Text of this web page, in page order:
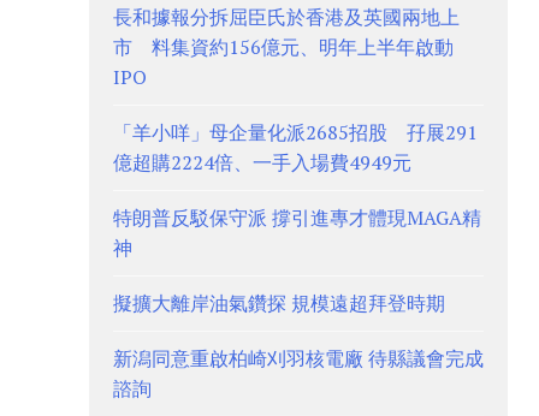
長和據報分拆屈臣氏於香港及英國兩地上
市 料集資約156億元、明年上半年啟動
IPO
「羊小咩」母企量化派2685招股 孖展291
億超購2224倍、一手入場費4949元
特朗普反駁保守派 撐引進專才體現MAGA精
神
擬擴大離岸油氣鑽探 規模遠超拜登時期
新潟同意重啟柏崎刈羽核電廠 待縣議會完成
諮詢